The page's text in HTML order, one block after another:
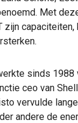
Met
zijn
sinds 1988
ceo van
vervulde
andere de